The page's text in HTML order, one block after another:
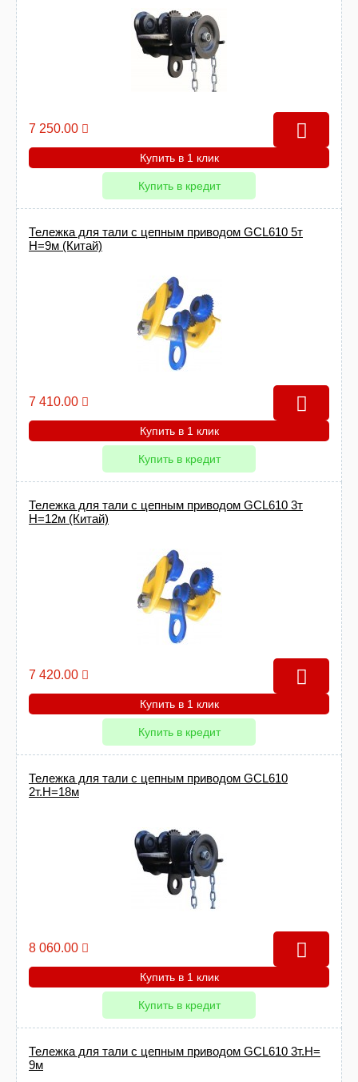
7 250.00
Купить в 1 клик
Купить в кредит
Тележка для тали с цепным приводом GCL610 5т
Н=9м (Китай)
7 410.00
Купить в 1 клик
Купить в кредит
Тележка для тали с цепным приводом GCL610 3т
Н=12м (Китай)
7 420.00
Купить в 1 клик
Купить в кредит
Тележка для тали с цепным приводом GCL610
2т.Н=18м
8 060.00
Купить в 1 клик
Купить в кредит
Тележка для тали с цепным приводом GCL610 3т.Н=
9м